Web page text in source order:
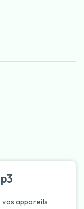
vos appareils